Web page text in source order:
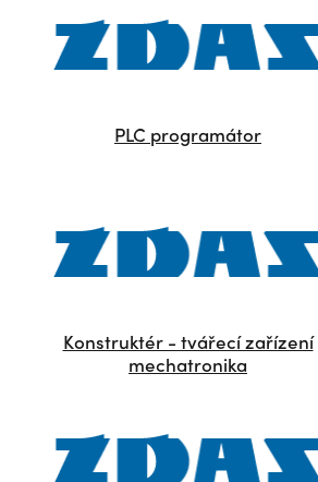
PLC programátor
Konstruktér - tvářecí zařízení
mechatronika